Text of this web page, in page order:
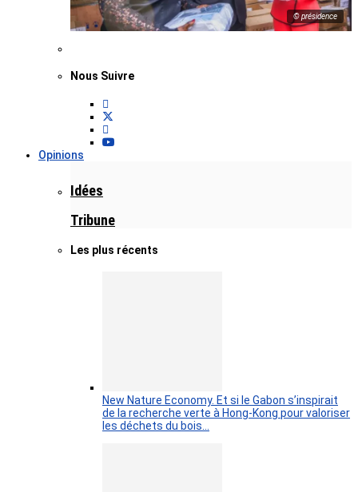
© présidence
Nous Suivre
Opinions
Idées
Tribune
Les plus récents
New Nature Economy. Et si le Gabon s’inspirait
de la recherche verte à Hong-Kong pour valoriser
les déchets du bois…